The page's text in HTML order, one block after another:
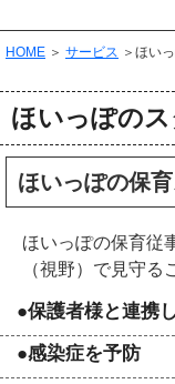
HOME ＞ サービス ＞ほい
ほいっぽの
ほいっぽの保
ほいっぽの保育従
（視野）で見守る
●保護者様と連携
●感染症を予防